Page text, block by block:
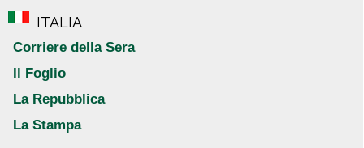
ITALIA
Corriere della Sera
Il Foglio
La Repubblica
La Stampa